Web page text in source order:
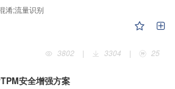
数据流动态特征分析出发，通过对大量Tor-Meek
流量的对比实验研究，确定了7个具有特异性和较
的静态和动态流量征，然后在此基础之上提出了
匿名通信识别方法，该方法能够快速识别Tor-
于200个包的流识别准确率大于90%。为了进一步
度方差、长度熵、接收发送序列等4个方面，提出
淆;流量识别
3802
| 3304 | 25
安全增强方案